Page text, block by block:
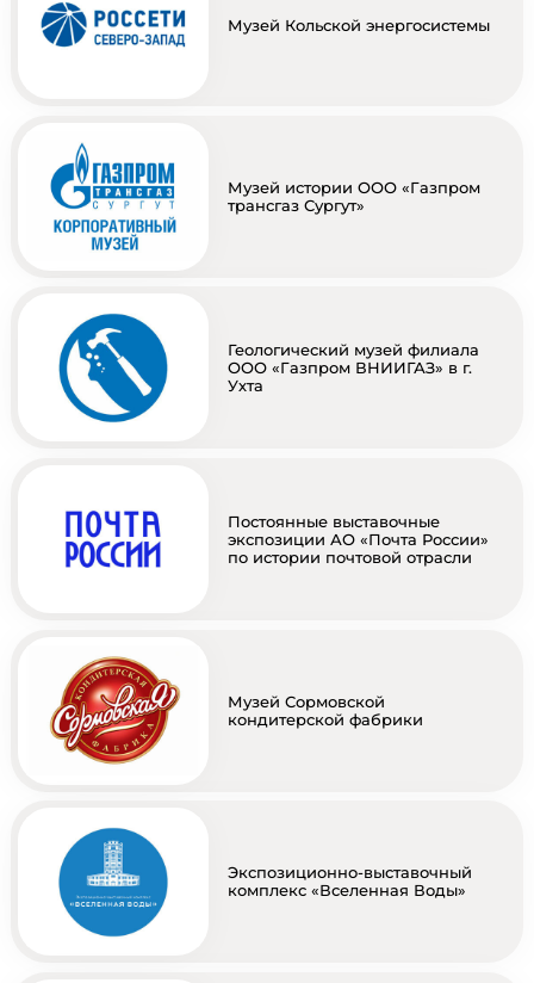
Музей Кольской энергосистемы
Музей истории ООО «Газпром
трансгаз Сургут»
Геологический музей филиала
ООО «Газпром ВНИИГАЗ» в г.
Ухта
Постоянные выставочные
экспозиции АО «Почта России»
по истории почтовой отрасли
Музей Сормовской
кондитерской фабрики
Экспозиционно-выставочный
комплекс «Вселенная Воды»